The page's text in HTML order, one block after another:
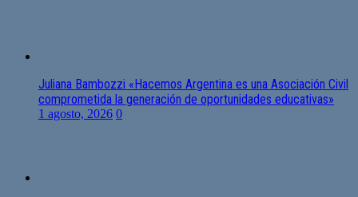
Juliana Bambozzi «Hacemos Argentina es una Asociación Civil
comprometida la generación de oportunidades educativas»
1 agosto, 2026 0